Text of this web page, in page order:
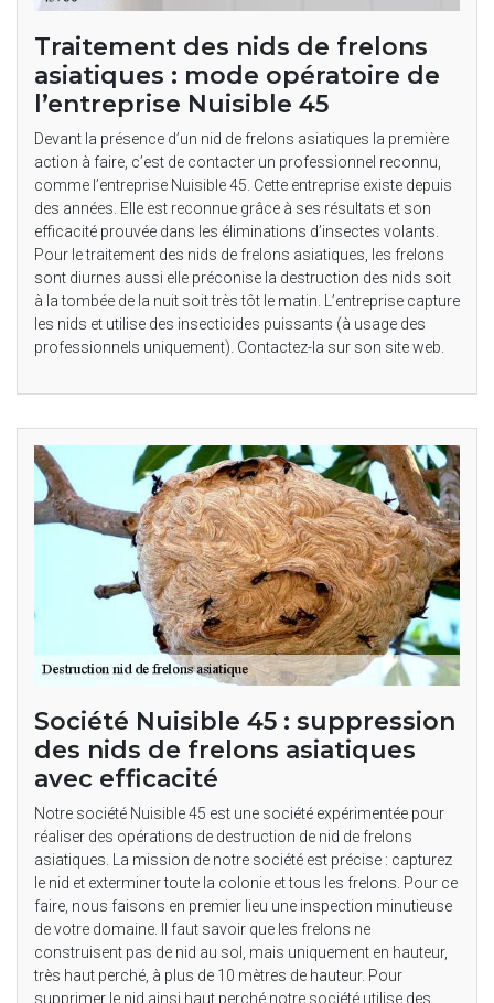
Traitement des nids de frelons
asiatiques : mode opératoire de
l’entreprise Nuisible 45
Devant la présence d’un nid de frelons asiatiques la première
action à faire, c’est de contacter un professionnel reconnu,
comme l’entreprise Nuisible 45. Cette entreprise existe depuis
des années. Elle est reconnue grâce à ses résultats et son
efficacité prouvée dans les éliminations d’insectes volants.
Pour le traitement des nids de frelons asiatiques, les frelons
sont diurnes aussi elle préconise la destruction des nids soit
à la tombée de la nuit soit très tôt le matin. L’entreprise capture
les nids et utilise des insecticides puissants (à usage des
professionnels uniquement). Contactez-la sur son site web.
Société Nuisible 45 : suppression
des nids de frelons asiatiques
avec efficacité
Notre société Nuisible 45 est une société expérimentée pour
réaliser des opérations de destruction de nid de frelons
asiatiques. La mission de notre société est précise : capturez
le nid et exterminer toute la colonie et tous les frelons. Pour ce
faire, nous faisons en premier lieu une inspection minutieuse
de votre domaine. Il faut savoir que les frelons ne
construisent pas de nid au sol, mais uniquement en hauteur,
très haut perché, à plus de 10 mètres de hauteur. Pour
supprimer le nid ainsi haut perché notre société utilise des